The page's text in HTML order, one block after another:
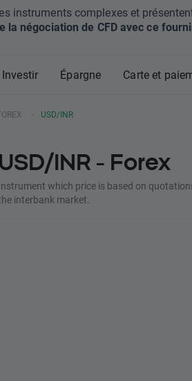
instruments complexes et
la négociation de CFD avec ce
Investir Épargne Carte et
USD/INR
USD/INR - Forex
which price is based on
interbank market.